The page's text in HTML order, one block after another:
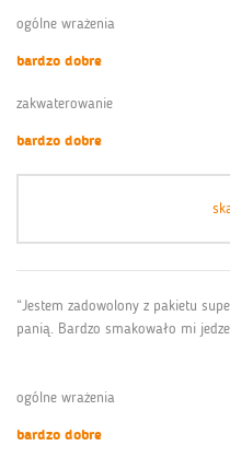
ogólne wrażenia
bardzo dobre
zakwaterowanie
bardzo dobre
“Jestem zadowolony z pakietu
panią. Bardzo smakowało mi
ogólne wrażenia
bardzo dobre